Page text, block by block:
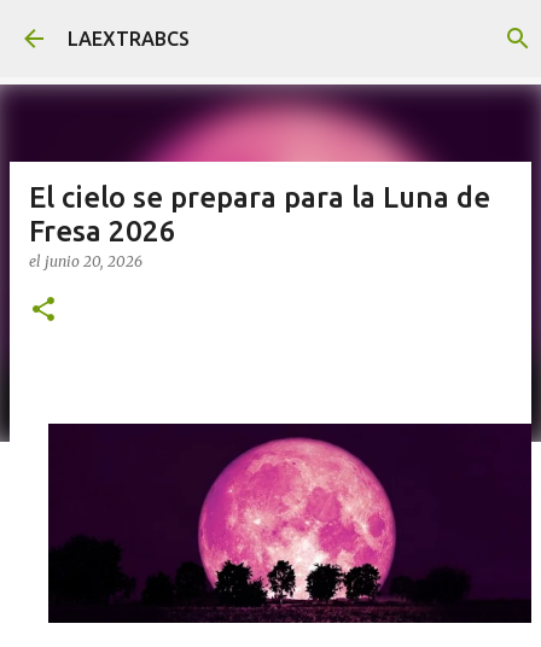
Ir al contenido principal
LAEXTRABCS
El cielo se prepara para la Luna de
Fresa 2026
el junio 20, 2026